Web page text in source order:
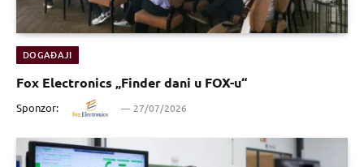
DOGAĐAJI
Fox Electronics „Finder dani u FOX-u“
Sponzor: 27/07/2026